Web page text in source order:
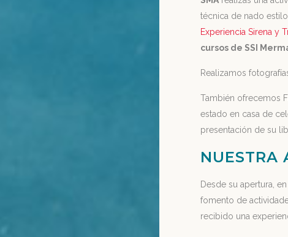
técnica de nado
Experiencia Sirena y
cursos de SSI
Realizamos
También ofrecemos
estado en casa de
presentación de su
NUESTRA
Desde su apertura,
fomento de
recibido una